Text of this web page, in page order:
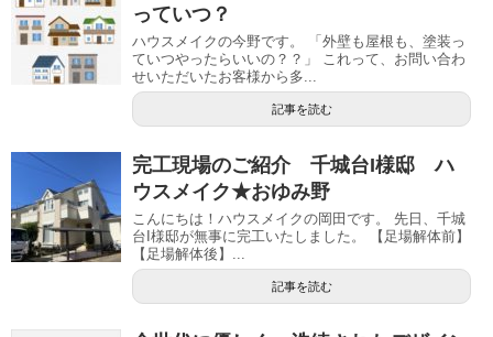
っていつ？
ハウスメイクの今野です。 「外壁も屋根も、塗装っ
ていつやったらいいの？？」 これって、お問い合わ
せいただいたお客様から多...
記事を読む
完工現場のご紹介 千城台I様邸 ハ
ウスメイク★おゆみ野
こんにちは！ハウスメイクの岡田です。 先日、千城
台I様邸が無事に完工いたしました。 【足場解体前】
【足場解体後】...
記事を読む